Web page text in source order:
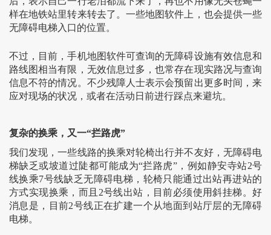
样在地铁站里转来转去了。一些地图软件上，也会提供一些
无障碍电梯入口的位置。
不过，目前，手机地图软件可查询的无障碍设施有效信息和
路线图相当有限，无效信息过多，也常存在现实路况与查询
信息不符的情况。不少残障人士表示会预留出更多时间，来
应对现场的状况，或者在活动日前进行踩点来避坑。
复杂的换乘，又一“拦路虎”
我们发现，一些线路的换乘对轮椅出行并不友好，无障碍电
梯缺乏或坡道过陡都可能成为“拦路虎”，例如静安寺站2号
线换乘7号线缺乏无障碍电梯，轮椅只能通过出站再进站的
方式实现换乘，而且2号线出站，目前必须使用斜挂梯。好
消息是，目前2号线正在扩建一个从地面到站厅层的无障碍
电梯。